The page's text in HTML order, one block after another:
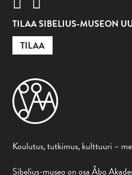
TILAA SIBELIUS-MUSEON
TILAA
Koulutus, tutkimus, kulttuuri –
Sibelius-museo on osa Åbo